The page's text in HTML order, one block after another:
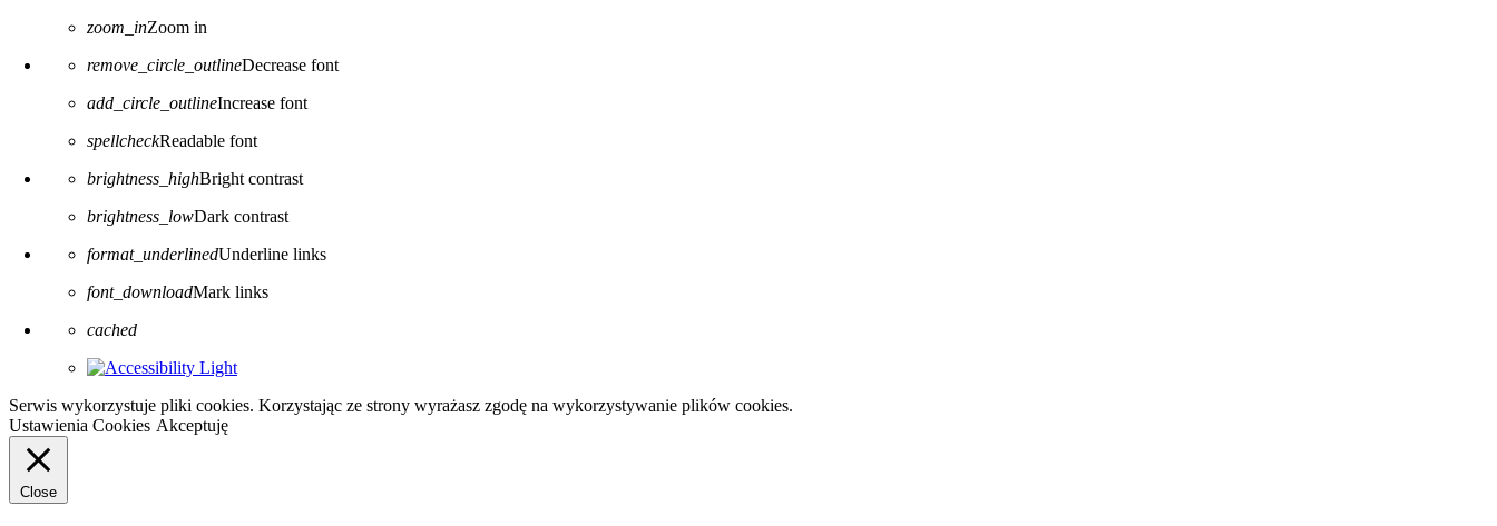
zoom_inZoom in
remove_circle_outlineDecrease font
add_circle_outlineIncrease font
spellcheckReadable font
brightness_highBright contrast
brightness_lowDark contrast
format_underlinedUnderline links
font_downloadMark links
Reset all options
cached
Serwis wykorzystuje pliki cookies. Korzystając ze strony wyrażasz zgodę na wykorzystywanie plików cookies.
Ustawienia Cookies Akceptuję
Close